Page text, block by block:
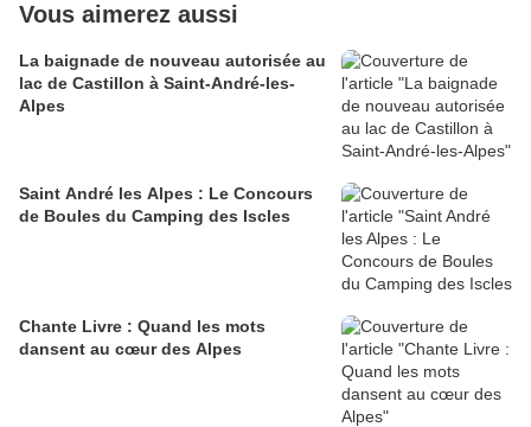
Vous aimerez aussi
La baignade de nouveau autorisée au
lac de Castillon à Saint-André-les-
Alpes
Saint André les Alpes : Le Concours
de Boules du Camping des Iscles
Chante Livre : Quand les mots
dansent au cœur des Alpes